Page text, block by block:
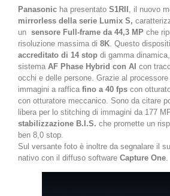
Panasonic ha presentato S1RII
, il nuovo
mirrorless della serie Lumix S,
un sensore Full-frame da 44,3 MP che
risoluzione massima di 8K . Questo
accreditato di 14 stop di gamma
sistema AF Phase Hybrid con AI con
occhi e delle persone. Grazie al
immagini a raffica fino a 40 fps con
con otturatore meccanico. Sono da citare
libera per lo stitching di immagini da 177
stabilizzazione B.I.S. che promette un
ben 8,0 stop.
Sul versante foto è inoltre da segnalare il
nativo con il diffuso software Capture One